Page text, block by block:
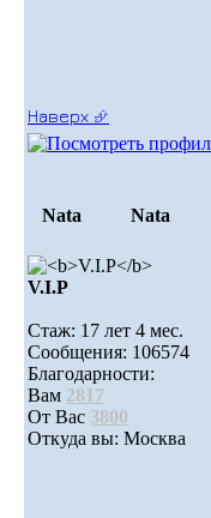
Наверх ⮵
Nata Nata
V.I.Р
Стаж: 17 лет 4 мес.
Сообщения: 106574
Благодарности:
Вам 2817
От Вас 3800
Откуда вы: Москва